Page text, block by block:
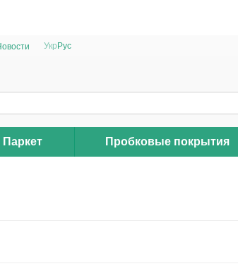
Укр Рус
Паркет Пробковые покрытия